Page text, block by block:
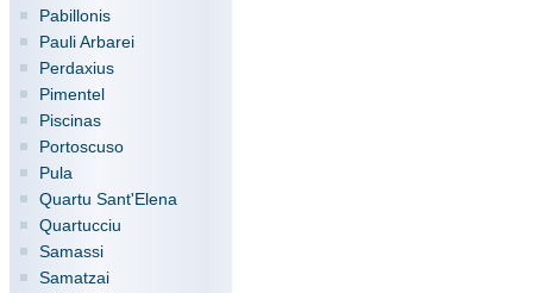
Pabillonis
Pauli Arbarei
Perdaxius
Pimentel
Piscinas
Portoscuso
Pula
Quartu Sant'Elena
Quartucciu
Samassi
Samatzai